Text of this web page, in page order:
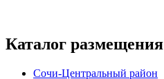
Каталог размещения
Сочи-Центральный район